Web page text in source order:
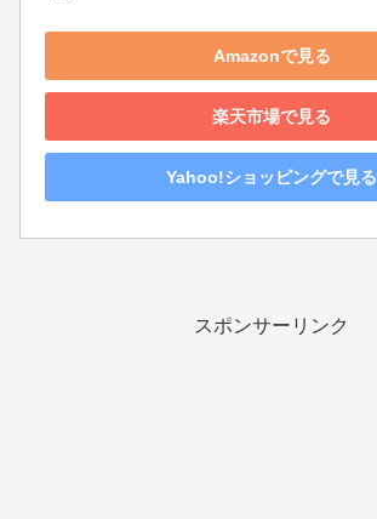
Amazonで見る
楽天市場で見る
Yahoo!ショッピングで見る
スポンサーリンク